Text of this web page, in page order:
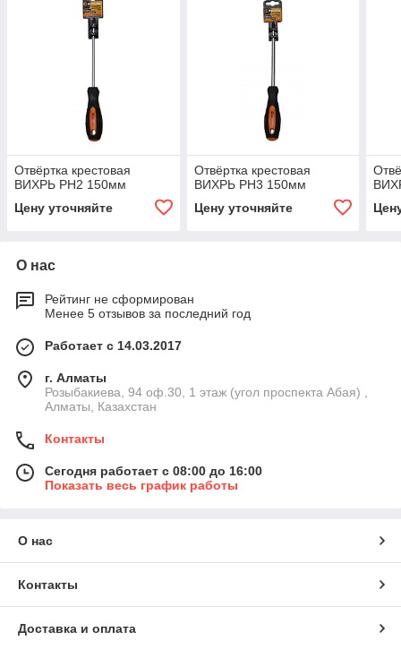
Отвёртка крестовая
ВИХРЬ PH2 150мм
Цену уточняйте
Отвёртка крестовая
ВИХРЬ PH3 150мм
Цену уточняйте
О нас
Рейтинг не сформирован
Менее 5 отзывов за последний год
Работает с 14.03.2017
г. Алматы
Розыбакиева, 94 оф.30, 1 этаж (угол проспекта Абая) ,
Алматы, Казахстан
Контакты
Сегодня работает с 08:00 до 16:00
Показать весь график работы
О нас
Контакты
Доставка и оплата